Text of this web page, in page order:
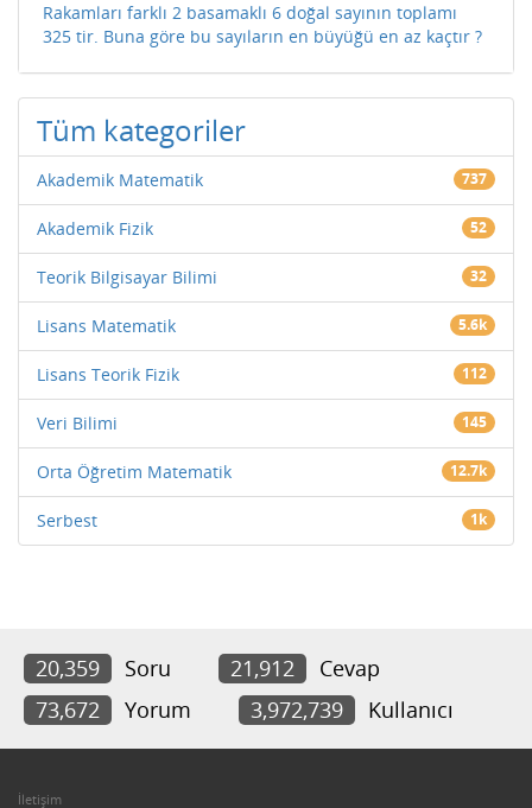
Rakamları farklı 2 basamaklı 6 doğal sayının toplamı
325 tir. Buna göre bu sayıların en büyüğü en az kaçtır ?
Tüm kategoriler
Akademik Matematik 737
Akademik Fizik 52
Teorik Bilgisayar Bilimi 32
Lisans Matematik 5.6k
Lisans Teorik Fizik 112
Veri Bilimi 145
Orta Öğretim Matematik 12.7k
Serbest 1k
20,359 Soru 21,912
Cevap
73,672
Yorum 3,972,739 Kullanıcı
İletişim